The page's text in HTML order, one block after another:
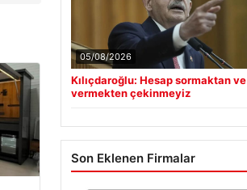
05/08/2026
Kılıçdaroğlu: Hesap sormaktan ve
vermekten çekinmeyiz
Son Eklenen Firmalar